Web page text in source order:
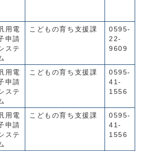
用電
申請
ステ
こどもの育ち支援課
0595-
22-
9609
用電
申請
ステ
こどもの育ち支援課
0595-
41-
1556
用電
申請
ステ
こどもの育ち支援課
0595-
41-
1556